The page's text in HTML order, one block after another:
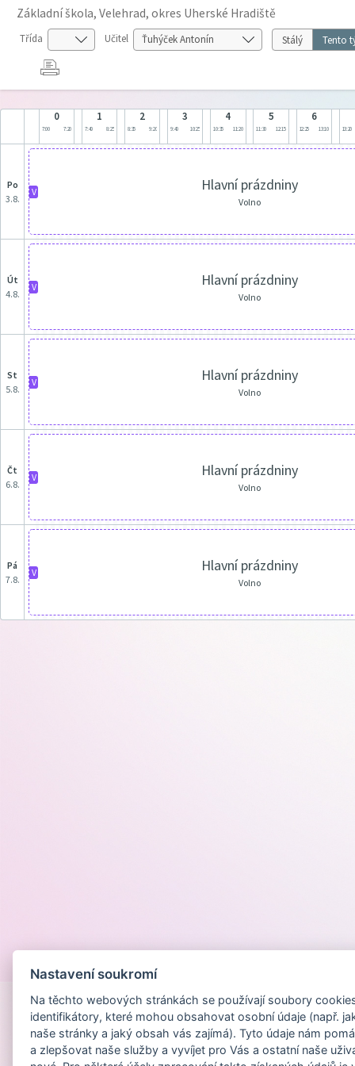
Základní škola, Velehrad, okres Uherské Hradiště
Třída Učitel Stálý Tento
0
7:00 7:20
1
7:40 8:25
2
8:35 9:20
3
9:40 10:25
4
10:35 11:20
5
11:30 12:15
6
12:25 13:10 13:20
po
3.8.
V Hlavní prázdniny
Volno
út
4.8.
V Hlavní prázdniny
Volno
st
5.8.
V Hlavní prázdniny
Volno
čt
6.8.
V Hlavní prázdniny
Volno
pá
7.8.
V Hlavní prázdniny
Volno
Nastavení soukromí
Na těchto webových stránkách se používají soubory
identifikátory, které mohou obsahovat osobní údaje (např.
naše stránky a jaký obsah vás zajímá). Tyto údaje nám
a zlepšovat naše služby a vyvíjet pro Vás a ostatní naše